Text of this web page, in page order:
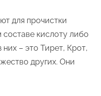
для прочистки
кислоту либо
– это Тирет, Крот,
других. Они